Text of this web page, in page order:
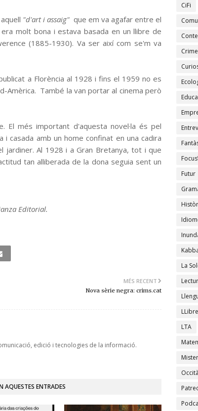
"d'art i assaig" que em va agafar entre el
molt bona i estava basada en un llibre de
(1885-1930). Va ser així com se'm va
a Florència al 1928 i fins el 1959 no es
Amèrica. També la van portar al cinema però
El més important d'aquesta novel·la és pel
casada amb un home confinat en una cadira
Al 1928 i a Gran Bretanya, tot i que
tan alliberada de la dona seguia sent un
Editorial.
MÉS RECENT
Nova sèrie negra: crims.cat
edició i tecnologies de la informació.
AQUESTES ENTRADES
CiFi
Futur
La
LTA